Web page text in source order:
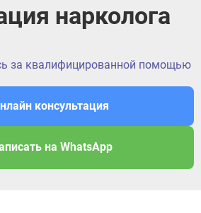
нарколога
за квалифицированной помощью
консультация
на WhatsApp